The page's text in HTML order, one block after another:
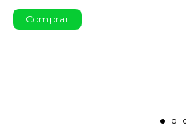
Comprar